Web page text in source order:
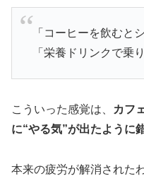
「コーヒーを飲むと
「栄養ドリンクで乗
こういった感覚は、
カフ
に“やる気”が出たように
本来の疲労が解消された